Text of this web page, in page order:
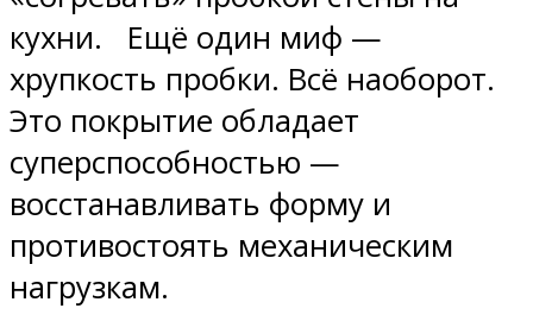
кухни. Ещё один миф —
хрупкость пробки. Всё наоборот.
Это покрытие обладает
суперспособностью —
восстанавливать форму и
противостоять механическим
нагрузкам.